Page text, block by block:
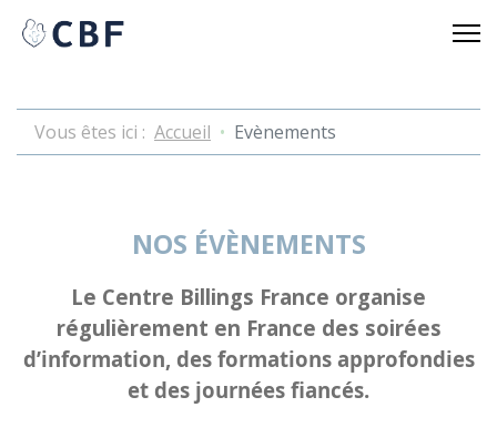
Vous êtes ici : Accueil Evènements
NOS ÉVÈNEMENTS
Le Centre Billings France organise
régulièrement en France des soirées
d’information, des formations approfondies
et des journées fiancés.